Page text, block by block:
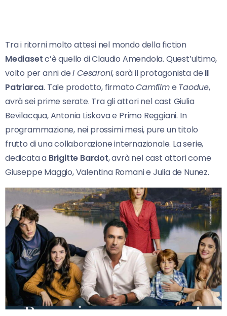
Tra i ritorni molto attesi nel mondo della fiction
Mediasetc’è quello di Claudio Amendola. Quest’ultimo,
volto per anni deI Cesaroni, sarà il protagonista de Il
Patriarca. Tale prodotto, firmatoCamfilme Taodue,
avrà sei prime serate. Tra gli attori nel cast Giulia
Bevilacqua, Antonia Liskova e Primo Reggiani. In
programmazione, nei prossimi mesi, pure un titolo
frutto di una collaborazione internazionale. La serie,
dedicata a Brigitte Bardot, avrà nel cast attori come
Giuseppe Maggio, Valentina Romani e Julia de Nunez.